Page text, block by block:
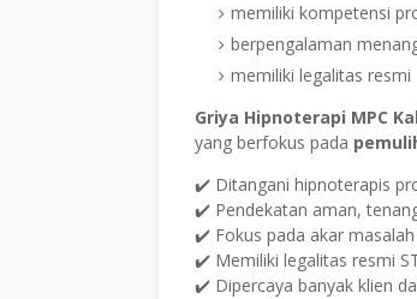
memiliki kompetensi
berpengalaman
memiliki legalitas resmi
Griya Hipnoterapi MPC
yang berfokus pada
✔️ Ditangani hipnoterapis
✔️ Pendekatan aman,
✔️ Fokus pada akar
✔️ Memiliki legalitas resmi
✔️ Dipercaya banyak klien